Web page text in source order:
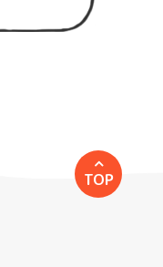
TOP